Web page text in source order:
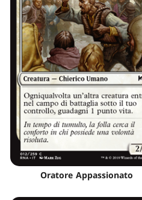
Oratore Appassionato